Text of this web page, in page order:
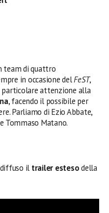
team di quattro
in occasione delFeST,
attenzione alla
, facendo il possibile per
Parliamo di Ezio Abbate,
Tommaso Matano.
il trailer estesodella